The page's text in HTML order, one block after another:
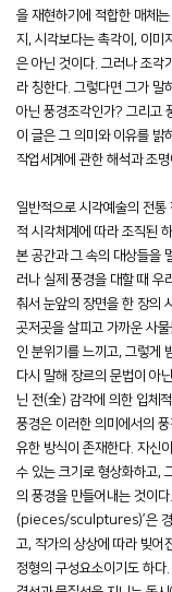
을 재현하기에 적합한 매체
지, 시각보다는 촉각이, 이미
은 아닌 것이다. 그러나 조각
라 칭한다. 그렇다면 그가 말
아닌 풍경조각인가? 그리고
이 글은 그 의미와 이유를 밝
작업세계에 관한 해석과 조명
일반적으로 시각예술의 전
적 시각체계에 따라 조직된
본 공간과 그 속의 대상들을
러나 실제 풍경을 대할 때 우
춰서 눈앞의 장면을 한 장의
곳저곳을 살피고 가까운 사
인 분위기를 느끼고, 그렇게
다시 말해 장르의 문법이 아
닌 전(全) 감각에 의한 입체
풍경은 이러한 의미에서의
유한 방식이 존재한다. 자신
수 있는 크기로 형상화하고,
의 풍경을 만들어내는 것이
(pieces/sculptures)’은 경
고, 작가의 상상에 따라 빚어
정형의 구성요소이기도 하